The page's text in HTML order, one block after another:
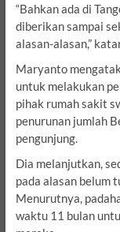
“Bahkan ada di
diberikan sampai
alasan-alasan,”
Maryanto
untuk melakukan
pihak rumah sakit
penurunan jumlah
pengunjung.
Dia melanjutkan,
pada alasan belum
Menurutnya,
waktu 11 bulan